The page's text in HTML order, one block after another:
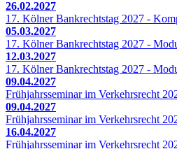
26.02.2027
17. Kölner Bankrechtstag 2027 -
05.03.2027
17. Kölner Bankrechtstag 2027 -
12.03.2027
17. Kölner Bankrechtstag 2027 -
09.04.2027
Frühjahrsseminar im Verkehrsrecht
09.04.2027
Frühjahrsseminar im Verkehrsrecht
16.04.2027
Frühjahrsseminar im Verkehrsrecht